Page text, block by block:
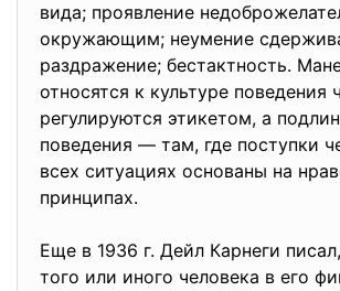
вида; проявление
окружающим; неумение
раздражение; бестактность.
относятся к культуре поведения
регулируются этикетом, а
поведения — там, где поступки
всех ситуациях основаны на
принципах.
Еще в 1936 г. Дейл Карнеги
того или иного человека в его